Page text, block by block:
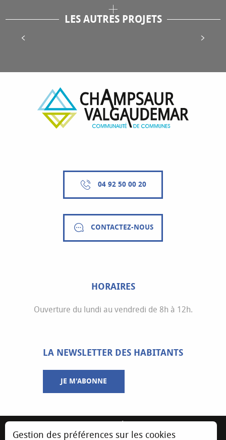
LES AUTRES PROJETS
Requalification du site du Gioberney
04 92 50 00 20
CONTACTEZ-NOUS
HORAIRES
Ouverture du lundi au vendredi de 8h à 12h.
LA NEWSLETTER DES HABITANTS
JE M'ABONNE
Gestion des préférences sur les cookies